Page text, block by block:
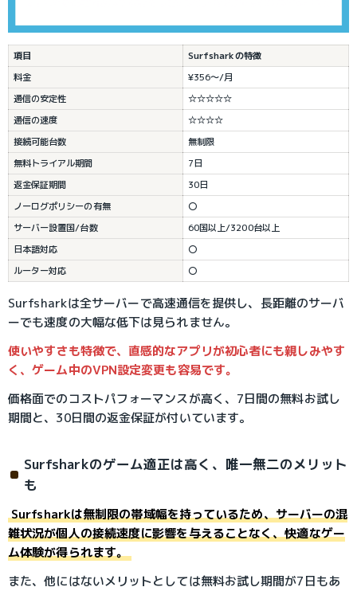
項目
Surfsharkの特徴
料金
¥356～/月
通信の安定性
☆☆☆☆☆
通信の速度
☆☆☆☆
接続可能台数
無制限
無料トライアル期間
7日
返金保証期間
30日
ノーログポリシーの有無
〇
サーバー設置国/台数
60国以上/3200台以上
日本語対応
〇
ルーター対応
〇
Surfsharkは全サーバーで高速通信を提供し、長距離のサーバ
ーでも速度の大幅な低下は見られません。
使いやすさも特徴で、直感的なアプリが初心者にも親しみやす
く、ゲーム中のVPN設定変更も容易です。
価格面でのコストパフォーマンスが高く、7日間の無料お試し
期間と、30日間の返金保証が付いています。
Surfsharkのゲーム適正は高く、唯一無二のメリット
も
Surfsharkは無制限の帯域幅を持っているため、サーバーの混
雑状況が個人の接続速度に影響を与えることなく、快適なゲー
ム体験が得られます。
また、他にはないメリットとしては無料お試し期間が7日もあ